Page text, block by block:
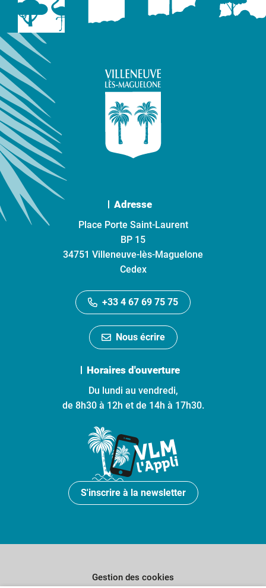
Adresse
Place Porte Saint-Laurent
BP 15
34751 Villeneuve-lès-Maguelone
Cedex
+33 4 67 69 75 75
Nous écrire
Horaires d'ouverture
Du lundi au vendredi,
de 8h30 à 12h et de 14h à 17h30.
S'inscrire à la newsletter
Gestion des cookies